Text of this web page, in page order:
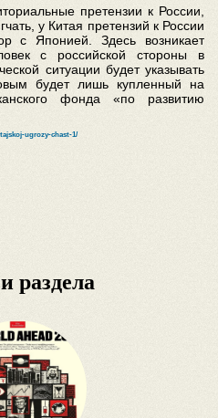
претензии к России,
у Китая претензий к России
с Японией. Здесь возникает
с российской стороны в
ситуации будет указывать
будет лишь купленный на
фонда «по развитию
ugrozy-chast-1/
раздела